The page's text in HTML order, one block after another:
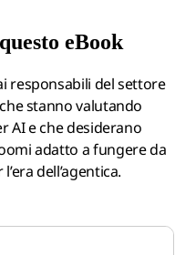
eBook
responsabili del settore
stanno valutando
AI e che desiderano
adatto a fungere da
dell’agentica.